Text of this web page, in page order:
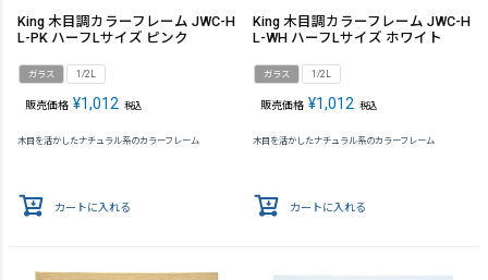
King 木目調カラーフレーム JWC-H
L-PK ハーフLサイズ ピンク
ガラス 1/2L
販売価格 ¥1,012 税込
木目を活かしたナチュラル系のカラーフレーム
カートに入れる
King 木目調カラーフレーム JWC-H
L-WH ハーフLサイズ ホワイト
ガラス 1/2L
販売価格 ¥1,012 税込
木目を活かしたナチュラル系のカラーフレーム
カートに入れる